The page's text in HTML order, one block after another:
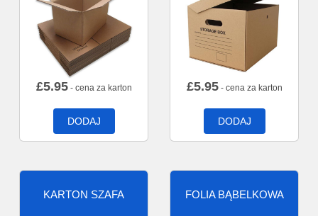
£5.95- cena za karton
DODAJ
£5.95- cena za karton
DODAJ
KARTON SZAFA FOLIA BĄBELKOWA